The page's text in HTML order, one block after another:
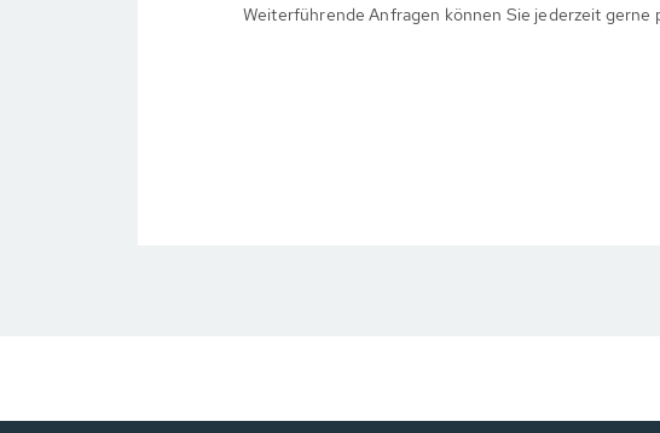
Weiterführende Anfragen können Sie jederzeit